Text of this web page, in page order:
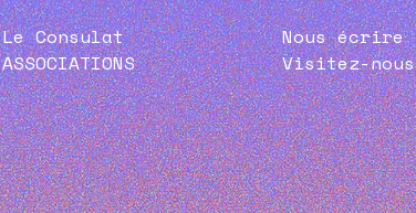
Le Consulat
ASSOCIATIONS
Nous écrire
Visitez-nous